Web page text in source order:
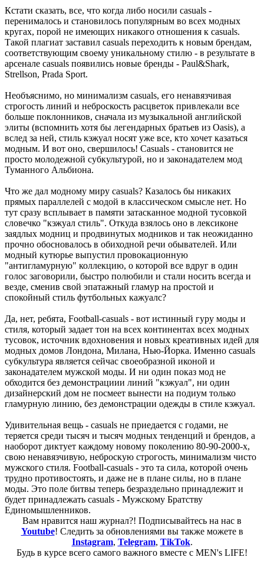
Кстати сказать, все, что когда либо носили casuals -
перенималось и становилось популярным во всех модных
кругах, порой не имеющих никакого отношения к casuals.
Такой плагиат заставил casuals переходить к новым брендам,
соответствующим своему уникальному стилю - в результате в
арсенале casuals появились новые бренды - Paul&Shark,
Strellson, Prada Sport.
Необъяснимо, но минимализм casuals, его ненавязчивая
строгость линий и неброскость расцветок привлекали все
больше поклонников, сначала из музыкальной английской
элиты (вспомнить хотя бы легендарных братьев из Oasis), а
вслед за ней, стиль кэжуал носят уже все, кто хочет казаться
модным. И вот оно, свершилось! Casuals - становится не
просто молодежной субкультурой, но и законадателем мод
Туманного Альбиона.
Что же дал модному миру casuals? Казалось бы никаких
прямых параллелей с модой в классическом смысле нет. Но
тут сразу всплывает в памяти затасканное модной тусовкой
словечко "кэжуал стиль". Откуда взялось оно в лексиконе
заядлых модниц и продвинутых модников и так неожиданно
прочно обосновалось в обиходной речи обывателей. Или
модный кутюрье выпустил провокационную
"антигламурную" коллекцию, о которой все вдруг в один
голос заговорили, быстро полюбили и стали носить всегда и
везде, сменив свой эпатажный гламур на простой и
спокойный стиль футбольных кажуалс?
Да, нет, ребята, Football-casuals - вот истинный гуру моды и
стиля, который задает тон на всех континентах всех модных
тусовок, источник вдохновения и новых креативных идей для
модных домов Лондона, Милана, Нью-Йорка. Именно casuals
субкультура является сейчас своеобразной иконой и
законадателем мужской моды. И ни один показ мод не
обходится без демонстрациии линий "кэжуал", ни один
дизайнерский дом не посмеет вынести на подиум только
гламурную линию, без демонстрации одежды в стиле кэжуал.
Удивительная вещь - casuals не приедается с годами, не
теряется среди тысяч и тысяч модных тенденций и брендов, а
наоборот диктует каждому новому поколению 80-90-2000-х,
свою ненавязчивую, неброскую строгость, минимализм чисто
мужского стиля. Football-casuals - это та сила, которой очень
трудно противостоять, и даже не в плане силы, но в плане
моды. Это поле битвы теперь безраздельно принадлежит и
будет принадлежать casuals - Мужскому Братству
Единомышленников.
Вам нравится наш журнал?! Подписывайтесь на нас в
Youtube! Следить за обновлениями вы также можете в
Instagram, Telegram, TikTok.
Будь в курсе всего самого важного вместе с MEN's LIFE!